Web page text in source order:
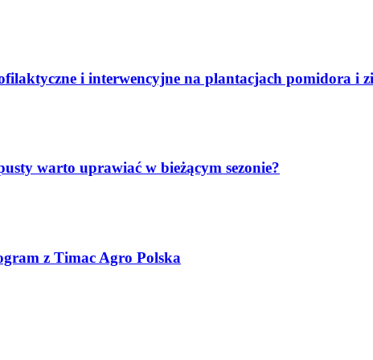
i interwencyjne na plantacjach pomidora i
warto uprawiać w bieżącym sezonie?
z Timac Agro Polska